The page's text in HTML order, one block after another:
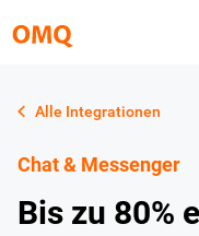
Alle Integrationen
Chat & Messenger
Bis zu 80%